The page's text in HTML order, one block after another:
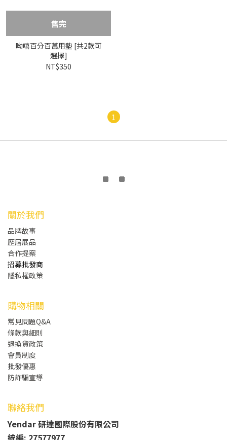
售完
呦嘻百分百萬用墊 [共2款可
選擇]
NT$350
1
關於我們
品牌故事
歷屆展品
合作提案
招募批發商
隱私權政策
購物相關
常見問題Q&A
條款與細則
退換貨政策
會員制度
批發優惠
防詐騙宣導
聯絡我們
Yendar 研達國際股份有限公司
統編: 27577977